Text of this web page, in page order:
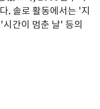
. 솔로 활동에서는 '지
간이 멈춘 날' 등의